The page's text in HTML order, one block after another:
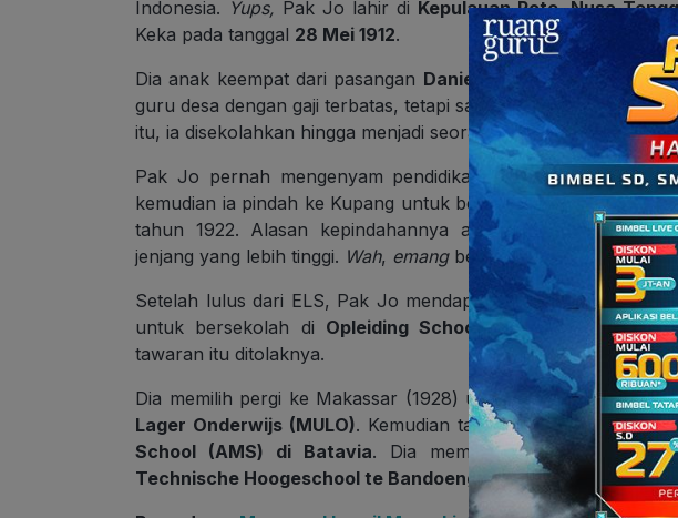
Indonesia. Yups, Pak Jo lahir di Kepulauan Rote, Nusa
Keka pada tanggal 28 Mei 1912.
Dia anak keempat dari pasangan Daniel Abia Johannes dan
guru desa dengan gaji terbatas, tetapi sangat mengutamakan
itu, ia disekolahkan hingga menjadi seorang insinyur.
Pak Jo pernah mengenyam pendidikan di
Sekolah Melayu
kemudian ia pindah ke Kupang untuk bersekolah di
tahun 1922. Alasan kepindahannya agar dia dapat terus
jenjang yang lebih tinggi. Wah, emang berminat tinggi pada
Setelah lulus dari ELS, Pak Jo mendapat tawaran beasiswa
untuk bersekolah di Opleiding School Voor Inlandsche
tawaran itu ditolaknya.
Dia memilih pergi ke Makassar (1928) untuk melanjutkan
Lager Onderwijs (MULO). Kemudian tahun 1931, dia
School (AMS) di Batavia. Dia memperoleh nilai tertinggi
Technische Hoogeschool te Bandoeng (THS) di Bandung.